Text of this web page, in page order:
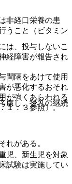
は、投与しないこ
経障害が報告され
慮し、授乳の継続
児、新生児を対象
試験は実施してい
非経口栄養の患
うこと（ビタミン
間隔をあけて使用
が悪化するおそれ
が強くあらわれる
１．３参照〕。
れがある。